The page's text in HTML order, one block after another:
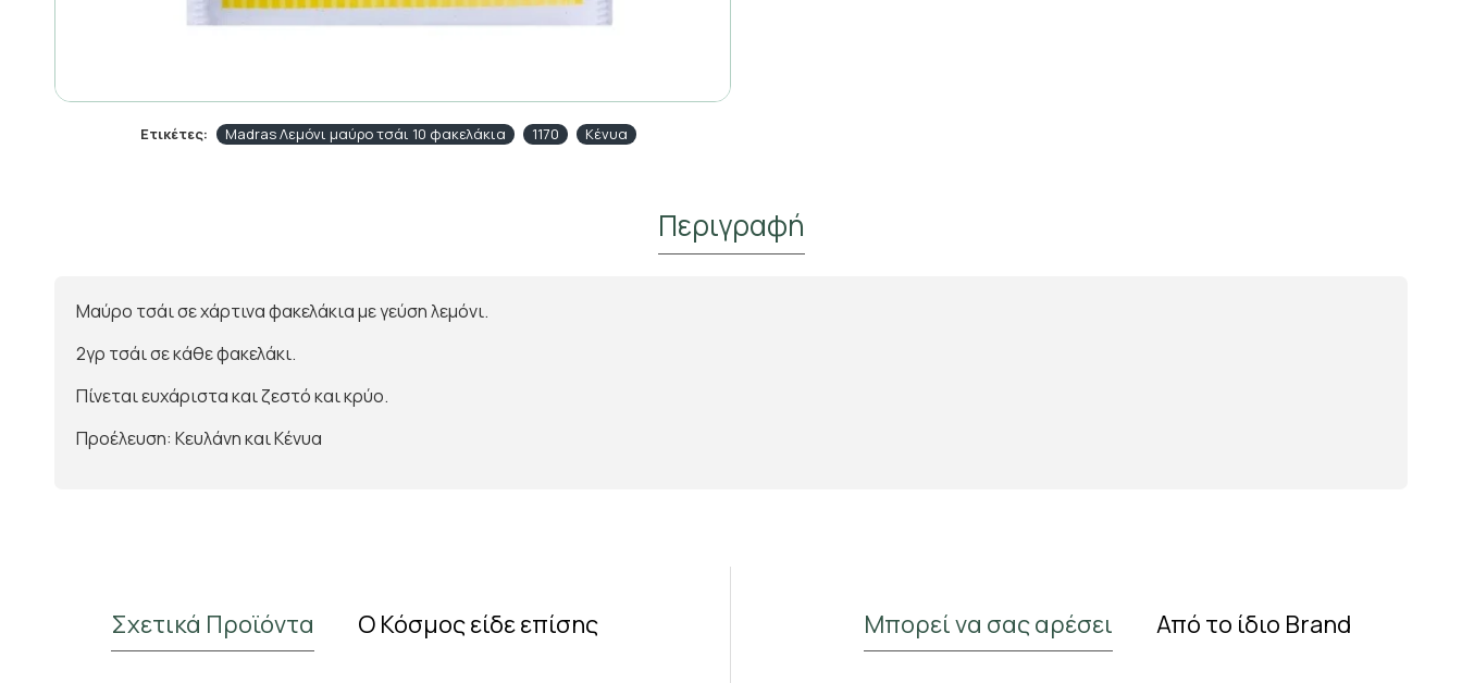
αποκλειστικές προσφορές στο αγαπημένο σου τσάι.
Έχω διαβάσει και αποδέχομαι τους όρους στη σελίδα
Ετικέτες: Madras Λεμόνι μαύρο τσάι 10 φακελάκια 1170 Κένυα
Περιγραφή
Μαύρο τσάι σε χάρτινα φακελάκια με γεύση λεμόνι.
2γρ τσάι σε κάθε φακελάκι.
Πίνεται ευχάριστα και ζεστό και κρύο.
Προέλευση: Κευλάνη και Κένυα
Σχετικά Προϊόντα Ο Κόσμος είδε επίσης Μπορεί να σας αρέσει Από το ίδιο Brand